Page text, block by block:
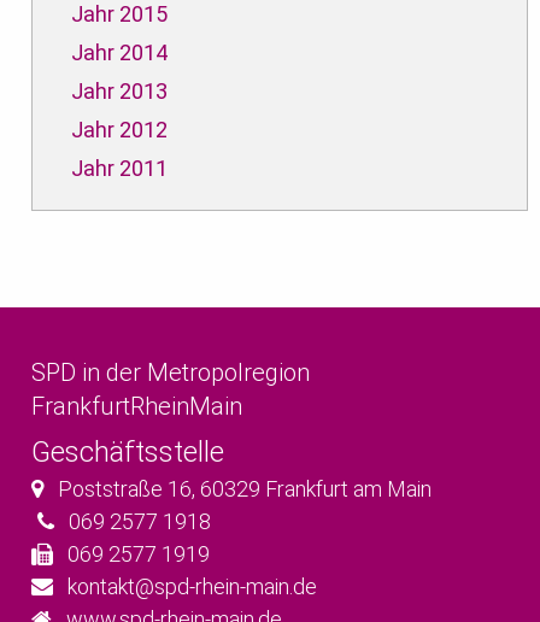
Jahr 2015
Jahr 2014
Jahr 2013
Jahr 2012
Jahr 2011
SPD in der Metropolregion
FrankfurtRheinMain
Geschäftsstelle
Poststraße 16, 60329 Frankfurt am Main
069 2577 1918
069 2577 1919
kontakt@spd-rhein-main.de